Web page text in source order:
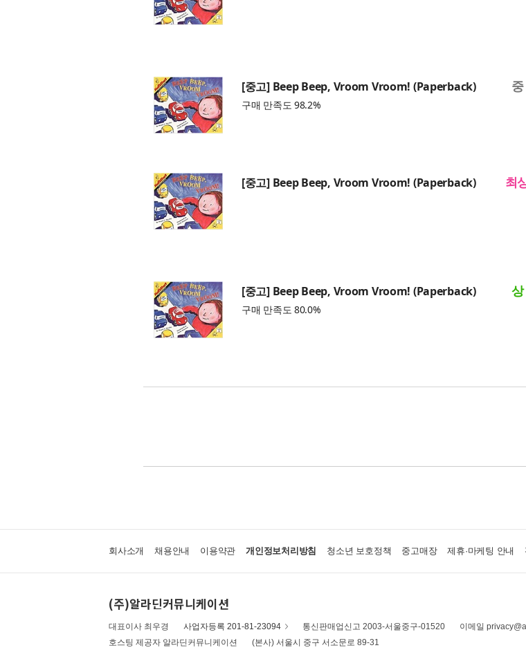
[중고] Beep Beep, Vroom Vroom! (Paperback)
구매 만족도 98.2%
중
[중고] Beep Beep, Vroom Vroom! (Paperback) 최
[중고] Beep Beep, Vroom Vroom! (Paperback)
구매 만족도 80.0%
상
회사소개 채용안내 이용약관 개인정보처리방침 청소년 보호정책 중고매장 제휴·마케팅 안내
(주)알라딘커뮤니케이션
대표이사 최우경 사업자등록 201-81-23094 통신판매업신고 2003-서울중구-01520
이메일
호스팅 제공자 알라딘커뮤니케이션
(본사) 서울시 중구 서소문로 89-31